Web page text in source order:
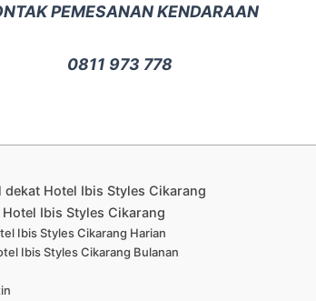
PEMESANAN KENDARAAN
0811 973 778
Hotel Ibis Styles Cikarang
Ibis Styles Cikarang
Ibis Styles Cikarang Harian
Ibis Styles Cikarang Bulanan